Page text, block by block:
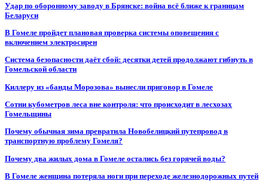
Удар по оборонному заводу в Брянске: война всё ближе к границам
Беларуси
В Гомеле пройдет плановая проверка системы оповещения с
включением электросирен
Система безопасности даёт сбой: десятки детей продолжают гибнуть в
Гомельской области
Киллеру из «банды Морозова» вынесли приговор в Гомеле
Сотни кубометров леса вне контроля: что происходит в лесхозах
Гомельщины
Почему обычная зима превратила Новобелицкий путепровод в
транспортную проблему Гомеля?
Почему два жилых дома в Гомеле остались без горячей воды?
В Гомеле женщина потеряла ноги при переходе железнодорожных путей